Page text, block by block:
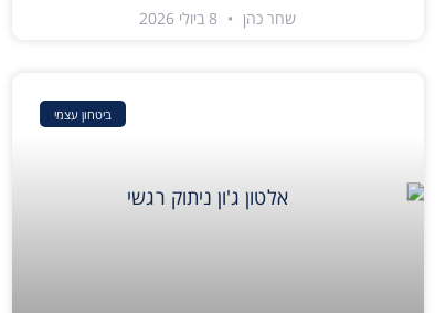
שחר כהן
ביטחון עצמי